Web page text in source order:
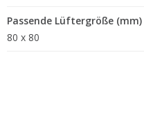
Passende Lüftergröße (mm)
80 x 80